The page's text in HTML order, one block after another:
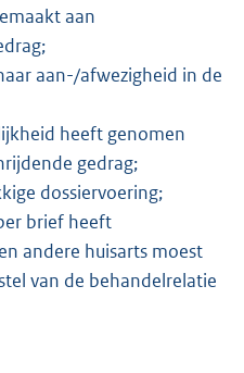
aan
aan-/afwezigheid in de
heeft genomen
gedrag;
dossiervoering;
brief heeft
andere huisarts moest
van de behandelrelatie